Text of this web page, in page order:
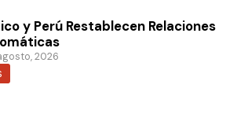
y Perú Restablecen Relaciones
2026